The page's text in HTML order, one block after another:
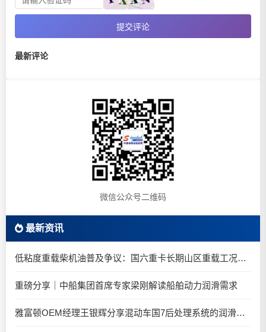
提交评论
最新评论
微信公众号二维码
最新资讯
低粘度重载柴机油普及争议：国六重卡长期山区重载工况是否适合0W-20柴油机油？
重磅分享｜中船集团首席专家梁刚解读船舶动力润滑需求
雅富顿OEM经理王银辉分享混动车国7后处理系统的润滑油要求